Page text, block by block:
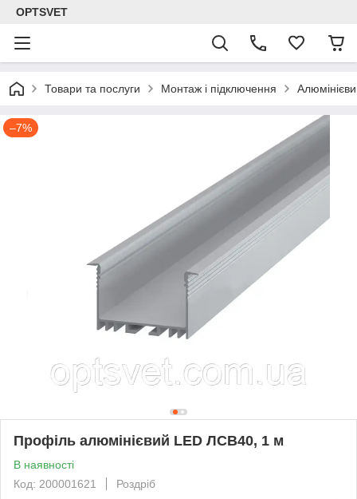
OPTSVET
Товари та послуги Монтаж і підключення
–7%
Профіль алюмінієвий LED ЛСВ40, 1 м
В наявності
Код: 200001621
Роздріб